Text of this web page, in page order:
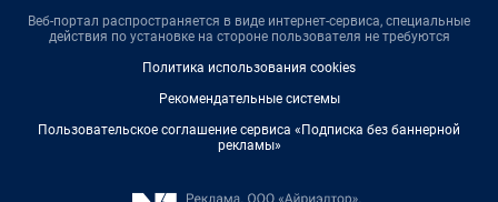
Веб-портал распространяется в виде интернет-сервиса, специальные
действия по установке на стороне пользователя не требуются
Политика использования cookies
Рекомендательные системы
Пользовательское соглашение сервиса «Подписка без баннерной
рекламы»